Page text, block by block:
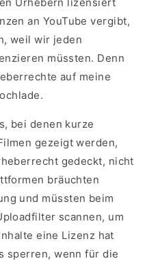
an YouTube vergibt,
weil wir jeden
müssten. Denn
auf meine
bei denen kurze
gezeigt werden,
gedeckt, nicht
bräuchten
und müssten beim
scannen, um
eine Lizenz hat
sperren, wenn für die